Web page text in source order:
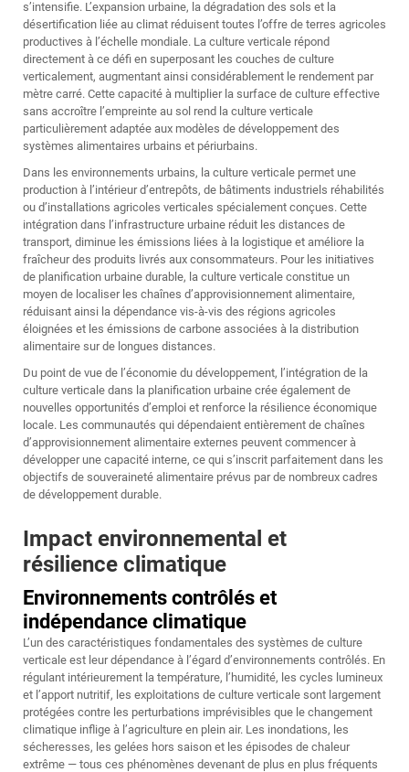
s’intensifie. L’expansion urbaine, la dégradation des sols et la
désertification liée au climat réduisent toutes l’offre de terres agricoles
productives à l’échelle mondiale. La culture verticale répond
directement à ce défi en superposant les couches de culture
verticalement, augmentant ainsi considérablement le rendement par
mètre carré. Cette capacité à multiplier la surface de culture effective
sans accroître l’empreinte au sol rend la culture verticale
particulièrement adaptée aux modèles de développement des
systèmes alimentaires urbains et périurbains.
Dans les environnements urbains, la culture verticale permet une
production à l’intérieur d’entrepôts, de bâtiments industriels réhabilités
ou d’installations agricoles verticales spécialement conçues. Cette
intégration dans l’infrastructure urbaine réduit les distances de
transport, diminue les émissions liées à la logistique et améliore la
fraîcheur des produits livrés aux consommateurs. Pour les initiatives
de planification urbaine durable, la culture verticale constitue un
moyen de localiser les chaînes d’approvisionnement alimentaire,
réduisant ainsi la dépendance vis-à-vis des régions agricoles
éloignées et les émissions de carbone associées à la distribution
alimentaire sur de longues distances.
Du point de vue de l’économie du développement, l’intégration de la
culture verticale dans la planification urbaine crée également de
nouvelles opportunités d’emploi et renforce la résilience économique
locale. Les communautés qui dépendaient entièrement de chaînes
d’approvisionnement alimentaire externes peuvent commencer à
développer une capacité interne, ce qui s’inscrit parfaitement dans les
objectifs de souveraineté alimentaire prévus par de nombreux cadres
de développement durable.
Impact environnemental et
résilience climatique
Environnements contrôlés et
indépendance climatique
L’un des caractéristiques fondamentales des systèmes de culture
verticale est leur dépendance à l’égard d’environnements contrôlés. En
régulant intérieurement la température, l’humidité, les cycles lumineux
et l’apport nutritif, les exploitations de culture verticale sont largement
protégées contre les perturbations imprévisibles que le changement
climatique inflige à l’agriculture en plein air. Les inondations, les
sécheresses, les gelées hors saison et les épisodes de chaleur
extrême — tous ces phénomènes devenant de plus en plus fréquents